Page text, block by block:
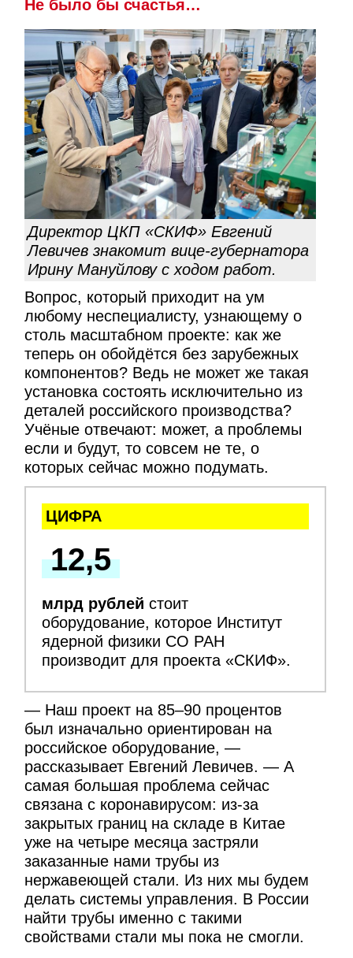
Не было бы счастья…
Директор ЦКП «СКИФ» Евгений
Левичев знакомит вице-губернатора
Ирину Мануйлову с ходом работ.
Вопрос, который приходит на ум
любому неспециалисту, узнающему о
столь масштабном проекте: как же
теперь он обойдётся без зарубежных
компонентов? Ведь не может же такая
установка состоять исключительно из
деталей российского производства?
Учёные отвечают: может, а проблемы
если и будут, то совсем не те, о
которых сейчас можно подумать.
ЦИФРА
12,5
млрд рублей стоит
оборудование, которое Институт
ядерной физики СО РАН
производит для проекта «СКИФ».
— Наш проект на 85–90 процентов
был изначально ориентирован на
российское оборудование, —
рассказывает Евгений Левичев. — А
самая большая проблема сейчас
связана с коронавирусом: из-за
закрытых границ на складе в Китае
уже на четыре месяца застряли
заказанные нами трубы из
нержавеющей стали. Из них мы будем
делать системы управления. В России
найти трубы именно с такими
свойствами стали мы пока не смогли.